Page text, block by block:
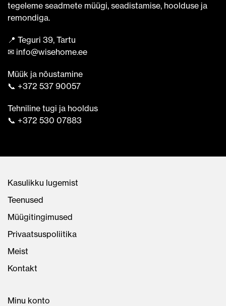
tegeleme seadmete müügi, seadistamise, hoolduse ja
remondiga.
📍 Teguri 39, Tartu
✉ info@wisehome.ee
Müük ja nõustamine
📞 +372 537 90057
Tehniline tugi ja hooldus
📞 +372 530 07883
Kasulikku lugemist
Teenused
Müügitingimused
Privaatsuspoliitika
Meist
Kontakt
Minu konto